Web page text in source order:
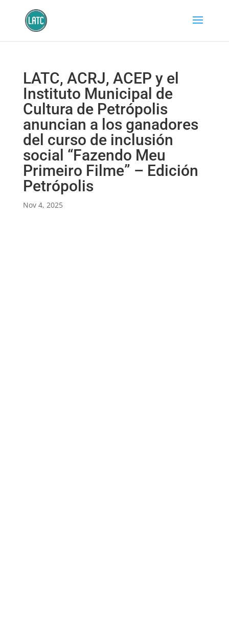
LATC, ACRJ, ACEP y el
Instituto Municipal de
Cultura de Petrópolis
anuncian a los ganadores
del curso de inclusión
social “Fazendo Meu
Primeiro Filme” – Edición
Petrópolis
Nov 4, 2025